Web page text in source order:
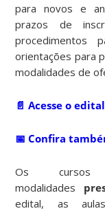
para novos e
prazos de
procedimentos
orientações para
modalidades de
📄 Acesse o
📅 Confira
Os cursos
modalidades
edital, as